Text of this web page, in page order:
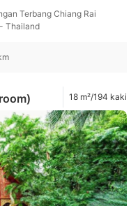
Terbang Chiang Rai
Thailand
18 m²/194 kaki